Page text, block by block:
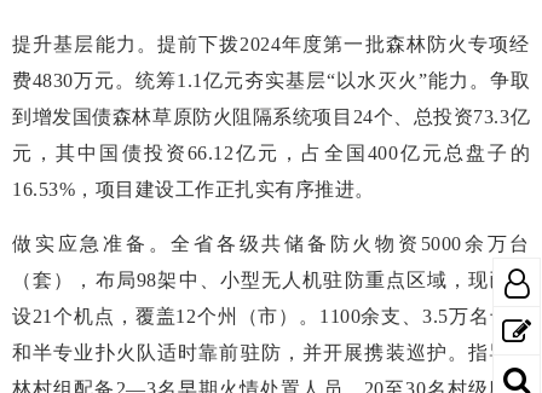
提升基层能力。提前下拨2024年度第一批森林防火专项经
费4830万元。统筹1.1亿元夯实基层“以水灭火”能力。争取
到增发国债森林草原防火阻隔系统项目24个、总投资73.3亿
元，其中国债投资66.12亿元，占全国400亿元总盘子的
16.53%，项目建设工作正扎实有序推进。
做实应急准备。全省各级共储备防火物资5000余万台
（套），布局98架中、小型无人机驻防重点区域，现已布
设21个机点，覆盖12个州（市）。1100余支、3.5万名专业
和半专业扑火队适时靠前驻防，并开展携装巡护。指导涉